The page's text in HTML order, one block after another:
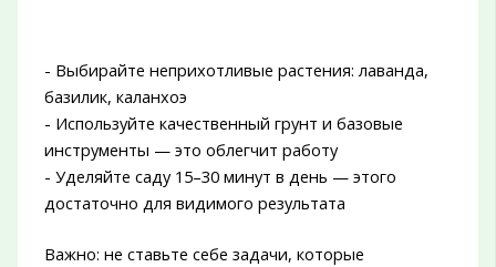
- Выбирайте неприхотливые растения: лаванда,
базилик, каланхоэ
- Используйте качественный грунт и базовые
инструменты — это облегчит работу
- Уделяйте саду 15–30 минут в день — этого
достаточно для видимого результата
Важно: не ставьте себе задачи, которые